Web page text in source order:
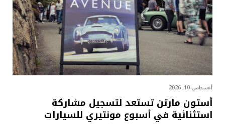
أغسطس 10, 2026
أستون مارتن تستعد لتسجيل مشاركة
استثنائية في أسبوع مونتيري للسيارات